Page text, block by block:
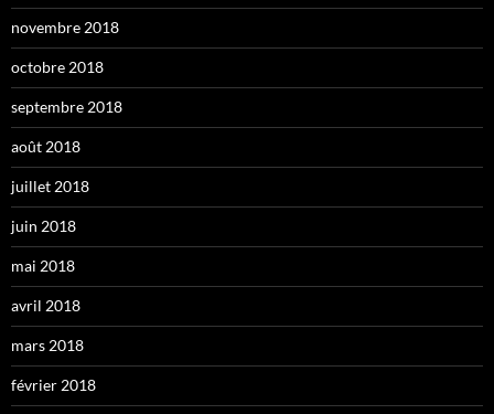
novembre 2018
octobre 2018
septembre 2018
août 2018
juillet 2018
juin 2018
mai 2018
avril 2018
mars 2018
février 2018